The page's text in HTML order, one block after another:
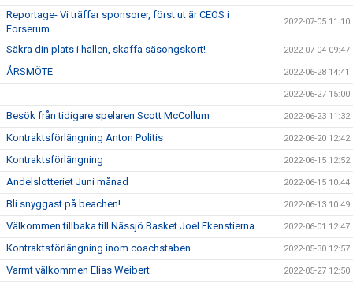
Reportage- Vi träffar sponsorer, först ut är CEOS i
Forserum.
2022-07-05 11:10
Säkra din plats i hallen, skaffa säsongskort! 2022-07-04 09:47
ÅRSMÖTE 2022-06-28 14:41
2022-06-27 15:00
Besök från tidigare spelaren Scott McCollum 2022-06-23 11:32
Kontraktsförlängning Anton Politis 2022-06-20 12:42
Kontraktsförlängning 2022-06-15 12:52
Andelslotteriet Juni månad 2022-06-15 10:44
Bli snyggast på beachen! 2022-06-13 10:49
Välkommen tillbaka till Nässjö Basket Joel Ekenstierna 2022-06-01 12:47
Kontraktsförlängning inom coachstaben. 2022-05-30 12:57
Varmt välkommen Elias Weibert 2022-05-27 12:50